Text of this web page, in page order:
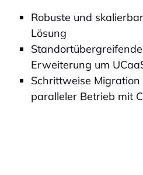
Robuste und
Lösung
Erweiterung um
Schrittweise Migration
paralleler Betrieb mit